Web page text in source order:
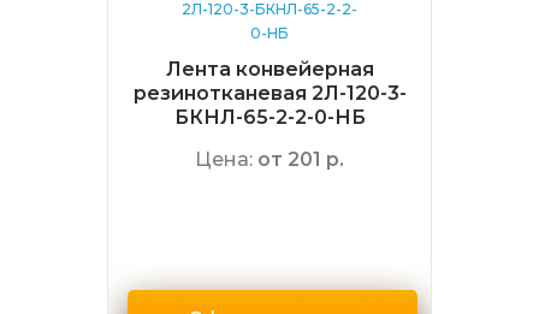
Лента конвейерная
резинотканевая 2Л-120-3-
БКНЛ-65-2-2-0-НБ
Цена: от 201 р.